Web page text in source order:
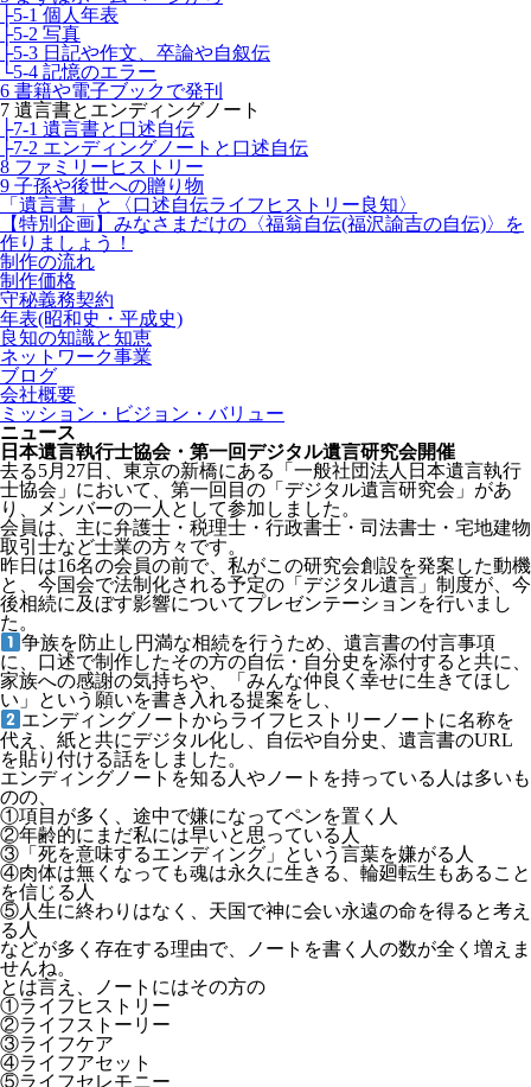
├5-1 個人年表
├5-2 写真
├5-3 日記や作文、卒論や自叙伝
└5-4 記憶のエラー
6 書籍や電子ブックで発刊
7 遺言書とエンディングノート
├7-1 遺言書と口述自伝
├7-2 エンディングノートと口述自伝
8 ファミリーヒストリー
9 子孫や後世への贈り物
「遺言書」と〈口述自伝ライフヒストリー良知〉
【特別企画】みなさまだけの〈福翁自伝(福沢諭吉の自伝)〉を
作りましょう！
制作の流れ
制作価格
守秘義務契約
年表(昭和史・平成史)
良知の知識と知恵
ネットワーク事業
ブログ
会社概要
ミッション・ビジョン・バリュー
ニュース
日本遺言執行士協会・第一回デジタル遺言研究会開催
去る5月27日、東京の新橋にある「一般社団法人日本遺言執行
士協会」において、第一回目の「デジタル遺言研究会」があ
り、メンバーの一人として参加しました。
会員は、主に弁護士・税理士・行政書士・司法書士・宅地建物
取引士など士業の方々です。
昨日は16名の会員の前で、私がこの研究会創設を発案した動機
と、今国会で法制化される予定の「デジタル遺言」制度が、今
後相続に及ぼす影響についてプレゼンテーションを行いまし
た。
争族を防止し円満な相続を行うため、遺言書の付言事項
に、口述で制作したその方の自伝・自分史を添付すると共に、
家族への感謝の気持ちや、「みんな仲良く幸せに生きてほし
い」という願いを書き入れる提案をし、
エンディングノートからライフヒストリーノートに名称を
代え、紙と共にデジタル化し、自伝や自分史、遺言書のURL
を貼り付ける話をしました。
エンディングノートを知る人やノートを持っている人は多いも
のの、
①項目が多く、途中で嫌になってペンを置く人
②年齢的にまだ私には早いと思っている人
③「死を意味するエンディング」という言葉を嫌がる人
④肉体は無くなっても魂は永久に生きる、輪廻転生もあること
を信じる人
⑤人生に終わりはなく、天国で神に会い永遠の命を得ると考え
る人
などが多く存在する理由で、ノートを書く人の数が全く増えま
せんね。
とは言え、ノートにはその方の
①ライフヒストリー
②ライフストーリー
③ライフケア
④ライフアセット
⑤ライフセレモニー